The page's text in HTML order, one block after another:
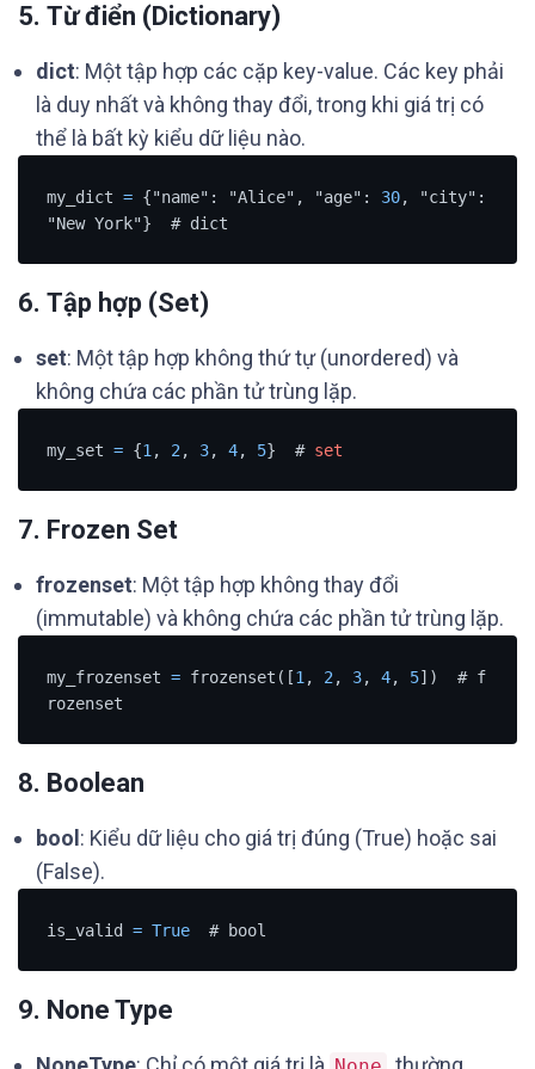
5. Từ điển (Dictionary)
dict: Một tập hợp các cặp key-value. Các key phải
là duy nhất và không thay đổi, trong khi giá trị có
thể là bất kỳ kiểu dữ liệu nào.
my_dict = {"name": "Alice", "age": 30, "city":
"New York"}  # dict
6. Tập hợp (Set)
set: Một tập hợp không thứ tự (unordered) và
không chứa các phần tử trùng lặp.
my_set = {1 , 2 , 3, 4, 5}  # set
7. Frozen Set
frozenset: Một tập hợp không thay đổi
(immutable) và không chứa các phần tử trùng lặp.
my_frozenset = frozenset([1 , 2 , 3, 4, 5])  # f
rozenset
8. Boolean
bool : Kiểu dữ liệu cho giá trị đúng (True) hoặc sai
(False).
is_valid = True
  # bool
9. None Type